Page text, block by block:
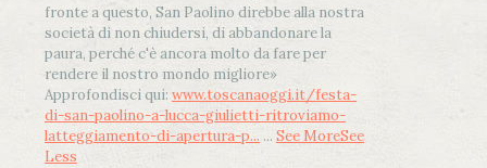
fronte a questo, San Paolino direbbe alla nostra
società di non chiudersi, di abbandonare la
paura, perché c'è ancora molto da fare per
rendere il nostro mondo migliore»
Approfondisci qui: www.toscanaoggi.it/festa-
di-san-paolino-a-lucca-giulietti-ritroviamo-
latteggiamento-di-apertura-p... ... See MoreSee
Less